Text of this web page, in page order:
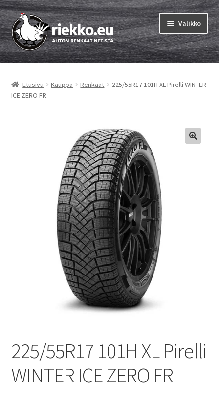
Siirry
navigointiin
Siirry
sisältöön
Valikko
Etusivu
Vinkit & ohjeet
Etusivu Kauppa Renkaat
225/55R17 101H XL Pirelli WINTER
ICE ZERO FR
225/55R17 101H XL Pirelli
WINTER ICE ZERO FR